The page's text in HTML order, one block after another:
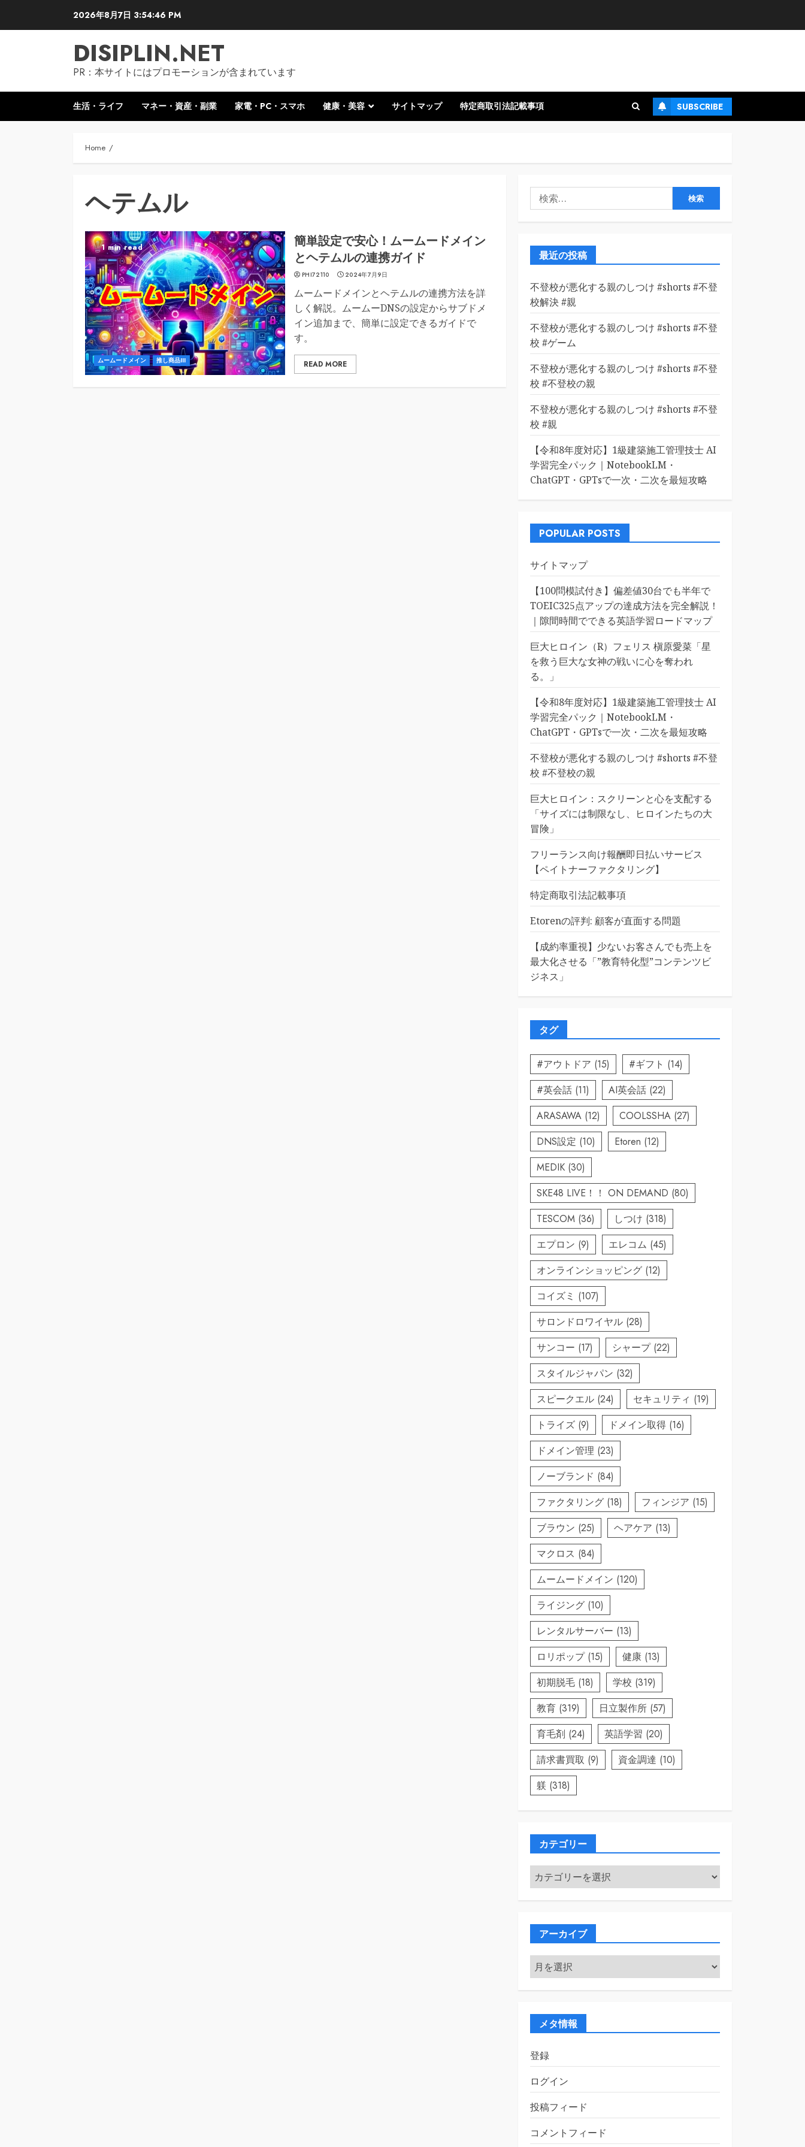
2026年8月7日 3:54:47 PM
DISIPLIN.NET
PR：本サイトにはプロモーションが含まれています
生活・ライフ マネー・資産・副業 家電・PC・スマホ 健康・美容 サイトマップ 特定商取引法記載事項 SUBSCRIBE
Home
ヘテムル
1 min read
ムームードメイン 推し商品III
簡単設定で安心！ムームードメイン
とヘテムルの連携ガイド
PHI72110 2024年7月9日
ムームードメインとヘテムルの連携方法を詳
しく解説。ムームーDNSの設定からサブドメ
イン追加まで、簡単に設定できるガイドで
す。
READ MORE
検
索:
最近の投稿
不登校が悪化する親のしつけ #shorts #不登
校解決 #親
不登校が悪化する親のしつけ #shorts #不登
校 #ゲーム
不登校が悪化する親のしつけ #shorts #不登
校 #不登校の親
不登校が悪化する親のしつけ #shorts #不登
校 #親
【令和8年度対応】1級建築施工管理技士 AI
学習完全パック｜NotebookLM・
ChatGPT・GPTsで一次・二次を最短攻略
POPULAR POSTS
サイトマップ
【100問模試付き】偏差値30台でも半年で
TOEIC325点アップの達成方法を完全解説！
｜隙間時間でできる英語学習ロードマップ
巨大ヒロイン（R）フェリス 槇原愛菜「星
を救う巨大な女神の戦いに心を奪われ
る。」
【令和8年度対応】1級建築施工管理技士 AI
学習完全パック｜NotebookLM・
ChatGPT・GPTsで一次・二次を最短攻略
不登校が悪化する親のしつけ #shorts #不登
校 #不登校の親
巨大ヒロイン：スクリーンと心を支配する
「サイズには制限なし、ヒロインたちの大
冒険」
フリーランス向け報酬即日払いサービス
【ペイトナーファクタリング】
特定商取引法記載事項
Etorenの評判: 顧客が直面する問題
【成約率重視】少ないお客さんでも売上を
最大化させる「”教育特化型”コンテンツビ
ジネス」
タグ
#アウトドア (15) #ギフト (14)
#英会話 (11) AI英会話 (22)
ARASAWA (12) COOLSSHA (27)
DNS設定 (10) Etoren (12)
MEDIK (30)
SKE48 LIVE！！ ON DEMAND (80)
TESCOM (36) しつけ (318)
エプロン (9) エレコム (45)
オンラインショッピング (12)
コイズミ (107)
サロンドロワイヤル (28)
サンコー (17) シャープ(22)
スタイルジャパン (32)
スピークエル (24) セキュリティ (19)
トライズ (9) ドメイン取得 (16)
ドメイン管理 (23)
ノーブランド (84)
ファクタリング (18) フィンジア (15)
ブラウン (25) ヘアケア (13)
マクロス (84)
ムームードメイン (120)
ライジング (10)
レンタルサーバー (13)
ロリポップ(15) 健康 (13)
初期脱毛 (18) 学校 (319)
教育 (319) 日立製作所 (57)
育毛剤 (24) 英語学習 (20)
請求書買取 (9) 資金調達 (10)
躾 (318)
カテゴリー
カ
テ
ゴ
アーカイブ
ア
ー
カ
メタ情報
登録
ログイン
投稿フィード
コメントフィード